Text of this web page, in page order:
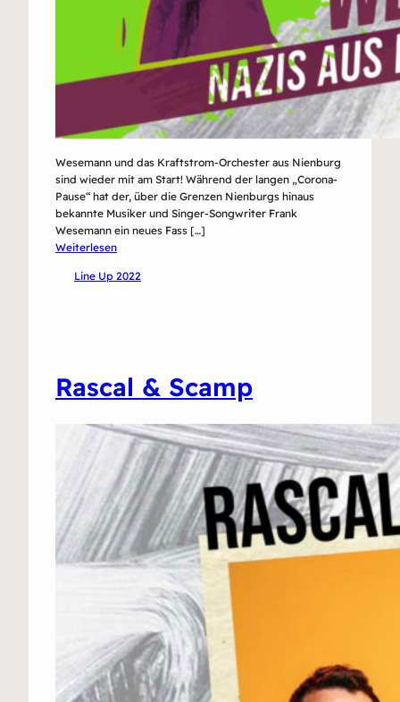
Wesemann und das Kraftstrom-Orchester aus Nienburg
sind wieder mit am Start! Während der langen „Corona-
Pause“ hat der, über die Grenzen Nienburgs hinaus
bekannte Musiker und Singer-Songwriter Frank
Wesemann ein neues Fass […]
Weiterlesen:
und
Line Up 2022
Rascal & Scamp